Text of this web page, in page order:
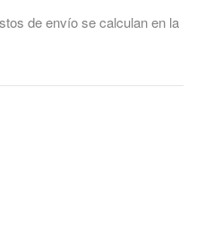
de envío se calculan en la